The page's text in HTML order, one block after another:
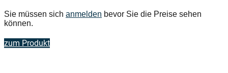
Sie müssen sich anmelden bevor Sie die Preise sehen
können.
zum Produkt